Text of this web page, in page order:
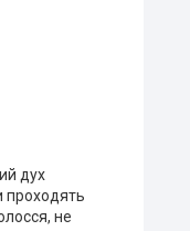
дух
проходять
не